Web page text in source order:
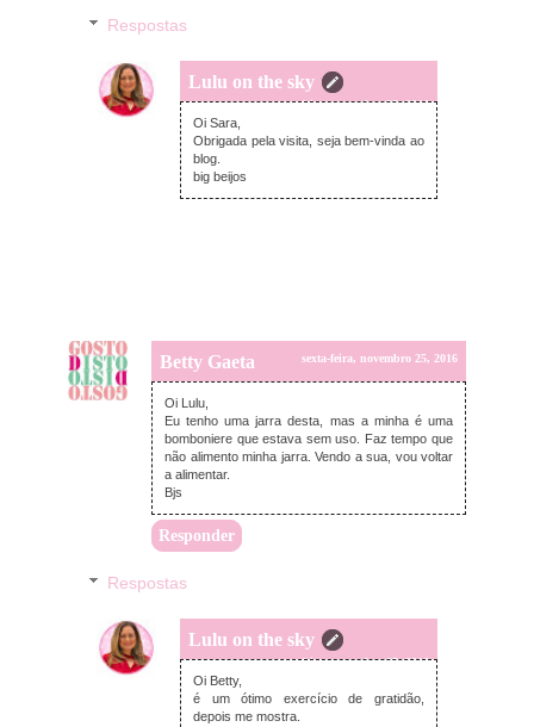
Respostas
Lulu on the sky
sexta-feira, novembro 25, 2016
Oi Sara,
Obrigada pela visita, seja bem-vinda ao
blog.
big beijos
Betty Gaeta sexta-feira, novembro 25, 2016
Oi Lulu,
Eu tenho uma jarra desta, mas a minha é uma
bomboniere que estava sem uso. Faz tempo que
não alimento minha jarra. Vendo a sua, vou voltar
a alimentar.
Bjs
Responder
Respostas
Lulu on the sky
sexta-feira, novembro 25, 2016
Oi Betty,
é um ótimo exercício de gratidão,
depois me mostra.